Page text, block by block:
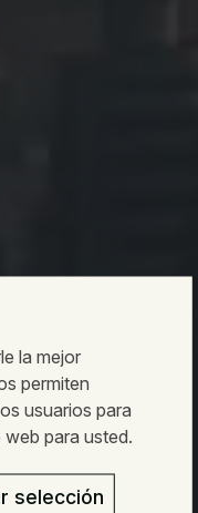
la mejor
permiten
usuarios para
para usted.
selección